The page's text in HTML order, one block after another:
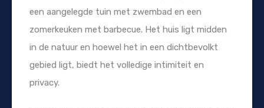
een aangelegde tuin met zwembad en een
zomerkeuken met barbecue. Het huis ligt midden
in de natuur en hoewel het in een dichtbevolkt
gebied ligt, biedt het volledige intimiteit en
privacy.